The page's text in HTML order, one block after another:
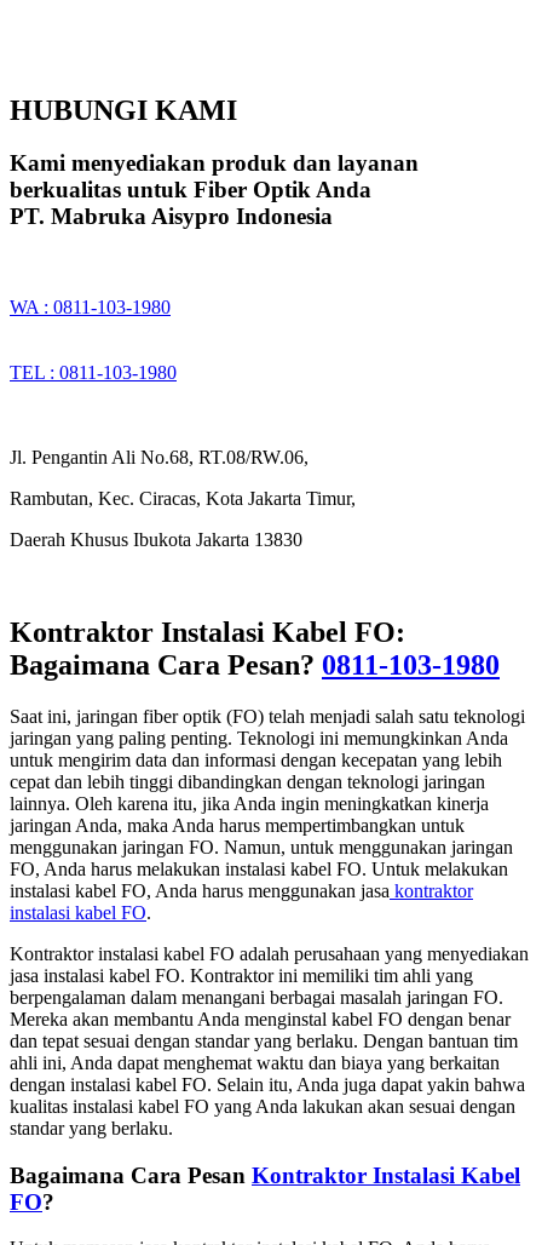
HUBUNGI KAMI
Kami menyediakan produk dan layanan
berkualitas untuk Fiber Optik Anda
PT. Mabruka Aisypro Indonesia
WA : 0811-103-1980
TEL : 0811-103-1980
Jl. Pengantin Ali No.68, RT.08/RW.06,
Rambutan, Kec. Ciracas, Kota Jakarta Timur,
Daerah Khusus Ibukota Jakarta 13830
Kontraktor Instalasi Kabel FO:
Bagaimana Cara Pesan? 0811-103-1980
Saat ini, jaringan fiber optik (FO) telah menjadi salah satu teknologi
jaringan yang paling penting. Teknologi ini memungkinkan Anda
untuk mengirim data dan informasi dengan kecepatan yang lebih
cepat dan lebih tinggi dibandingkan dengan teknologi jaringan
lainnya. Oleh karena itu, jika Anda ingin meningkatkan kinerja
jaringan Anda, maka Anda harus mempertimbangkan untuk
menggunakan jaringan FO. Namun, untuk menggunakan jaringan
FO, Anda harus melakukan instalasi kabel FO. Untuk melakukan
instalasi kabel FO, Anda harus menggunakan jasa kontraktor
instalasi kabel FO.
Kontraktor instalasi kabel FO adalah perusahaan yang menyediakan
jasa instalasi kabel FO. Kontraktor ini memiliki tim ahli yang
berpengalaman dalam menangani berbagai masalah jaringan FO.
Mereka akan membantu Anda menginstal kabel FO dengan benar
dan tepat sesuai dengan standar yang berlaku. Dengan bantuan tim
ahli ini, Anda dapat menghemat waktu dan biaya yang berkaitan
dengan instalasi kabel FO. Selain itu, Anda juga dapat yakin bahwa
kualitas instalasi kabel FO yang Anda lakukan akan sesuai dengan
standar yang berlaku.
Bagaimana Cara Pesan Kontraktor Instalasi Kabel
FO?